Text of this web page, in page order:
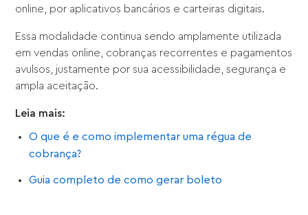
online, por aplicativos bancários e carteiras digitais.
Essa modalidade continua sendo amplamente utilizada
em vendas online, cobranças recorrentes e pagamentos
avulsos, justamente por sua acessibilidade, segurança e
ampla aceitação.
Leia mais:
O que é e como implementar uma régua de
cobrança?
Guia completo de como gerar boleto